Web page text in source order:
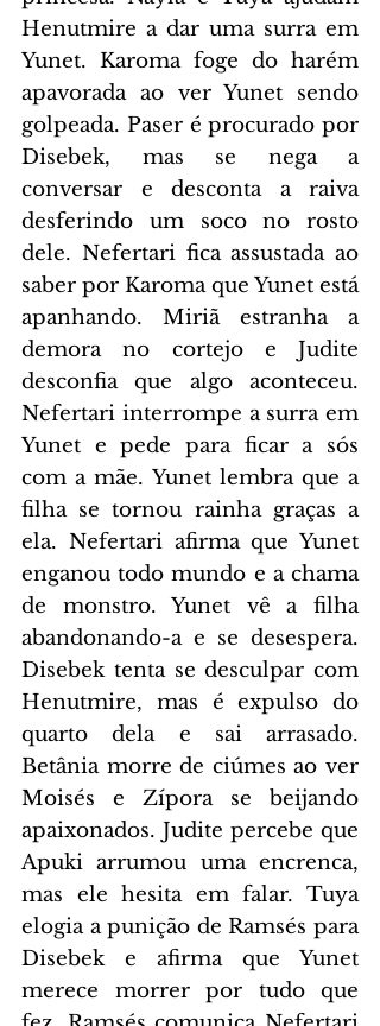
Henutmire a dar uma surra em
Yunet. Karoma foge do harém
apavorada ao ver Yunet sendo
golpeada. Paser é procurado por
Disebek, mas se nega a
conversar e desconta a raiva
desferindo um soco no rosto
dele. Nefertari fica assustada ao
saber por Karoma que Yunet está
apanhando. Miriã estranha a
demora no cortejo e Judite
desconfia que algo aconteceu.
Nefertari interrompe a surra em
Yunet e pede para ficar a sós
com a mãe. Yunet lembra que a
filha se tornou rainha graças a
ela. Nefertari afirma que Yunet
enganou todo mundo e a chama
de monstro. Yunet vê a filha
abandonando-a e se desespera.
Disebek tenta se desculpar com
Henutmire, mas é expulso do
quarto dela e sai arrasado.
Betânia morre de ciúmes ao ver
Moisés e Zípora se beijando
apaixonados. Judite percebe que
Apuki arrumou uma encrenca,
mas ele hesita em falar. Tuya
elogia a punição de Ramsés para
Disebek e afirma que Yunet
merece morrer por tudo que